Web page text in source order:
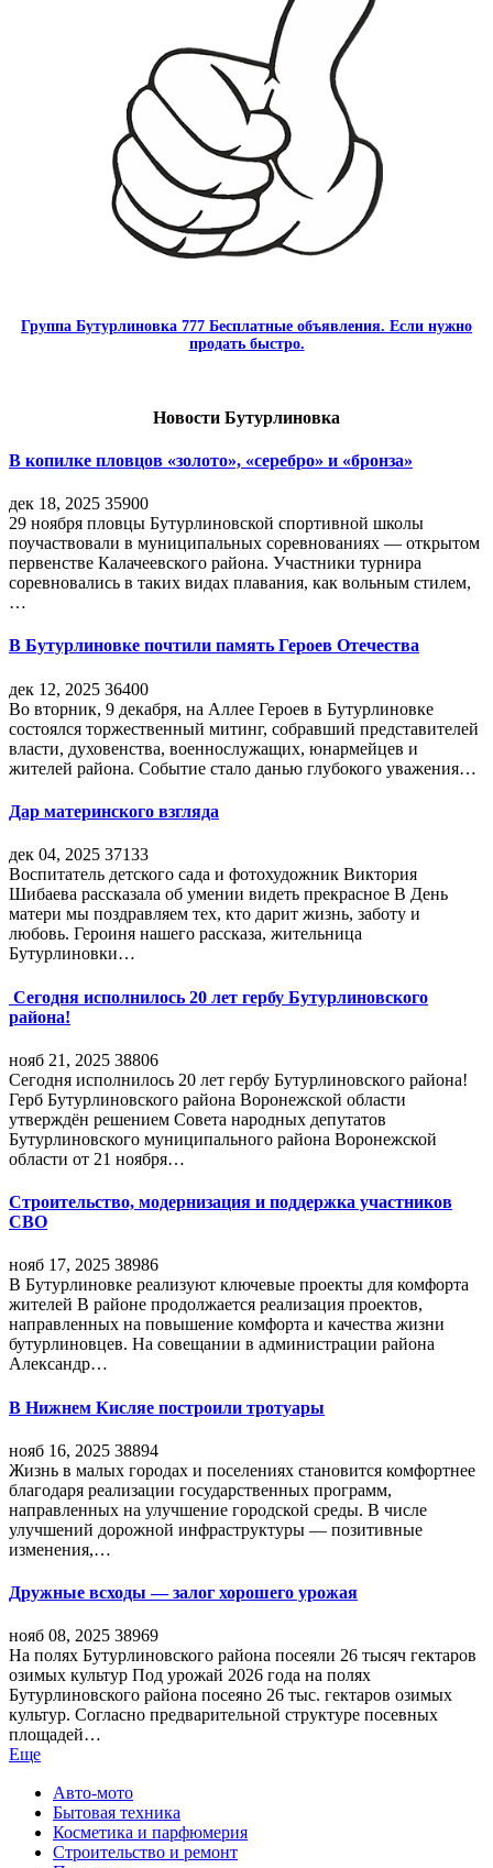
Группа Бутурлиновка 777 Бесплатные объявления. Если нужно
продать быстро.
Новости Бутурлиновка
В копилке пловцов «золото», «серебро» и «бронза»
дек 18, 2025 35900
29 ноября пловцы Бутурлиновской спортивной школы
поучаствовали в муниципальных соревнованиях — открытом
первенстве Калачеевского района. Участники турнира
соревновались в таких видах плавания, как вольным стилем,
…
В Бутурлиновке почтили память Героев Отечества
дек 12, 2025 36400
Во вторник, 9 декабря, на Аллее Героев в Бутурлиновке
состоялся торжественный митинг, собравший представителей
власти, духовенства, военнослужащих, юнармейцев и
жителей района. Событие стало данью глубокого уважения…
Дар материнского взгляда
дек 04, 2025 37133
Воспитатель детского сада и фотохудожник Виктория
Шибаева рассказала об умении видеть прекрасное В День
матери мы поздравляем тех, кто дарит жизнь, заботу и
любовь. Героиня нашего рассказа, жительница
Бутурлиновки…
Сегодня исполнилось 20 лет гербу Бутурлиновского
района!
нояб 21, 2025 38806
Сегодня исполнилось 20 лет гербу Бутурлиновского района!
Герб Бутурлиновского района Воронежской области
утверждён решением Совета народных депутатов
Бутурлиновского муниципального района Воронежской
области от 21 ноября…
Строительство, модернизация и поддержка участников
СВО
нояб 17, 2025 38986
В Бутурлиновке реализуют ключевые проекты для комфорта
жителей В районе продолжается реализация проектов,
направленных на повышение комфорта и качества жизни
бутурлиновцев. На совещании в администрации района
Александр…
В Нижнем Кисляе построили тротуары
нояб 16, 2025 38894
Жизнь в малых городах и поселениях становится комфортнее
благодаря реализации государственных программ,
направленных на улучшение городской среды. В числе
улучшений дорожной инфраструктуры — позитивные
изменения,…
Дружные всходы — залог хорошего урожая
нояб 08, 2025 38969
На полях Бутурлиновского района посеяли 26 тысяч гектаров
озимых культур Под урожай 2026 года на полях
Бутурлиновского района посеяно 26 тыс. гектаров озимых
культур. Согласно предварительной структуре посевных
площадей…
Еще
Авто-мото
Бытовая техника
Косметика и парфюмерия
Строительство и ремонт